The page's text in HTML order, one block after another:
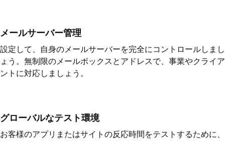
メールサーバー管理
設定して、自身のメールサーバーを完全にコントロールしまし
ょう。無制限のメールボックスとアドレスで、事業やクライア
ントに対応しましょう。
グローバルなテスト環境
お客様のアプリまたはサイトの反応時間をテストするために、